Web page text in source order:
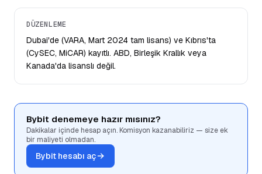
DÜZENLEME
Dubai'de (VARA, Mart 2024 tam lisans) ve Kıbrıs'ta
(CySEC, MiCAR) kayıtlı. ABD, Birleşik Krallık veya
Kanada'da lisanslı değil.
Bybit denemeye hazır mısınız?
Dakikalar içinde hesap açın. Komisyon kazanabiliriz — size ek
bir maliyeti olmadan.
Bybit hesabı aç